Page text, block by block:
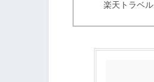
楽天トラベル